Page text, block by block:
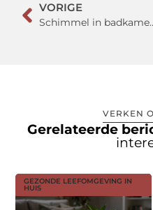
VORIGE
Schimmel
VERKEN
Gerelateerde
GEZONDE LEEFOMGEVING IN
HUIS